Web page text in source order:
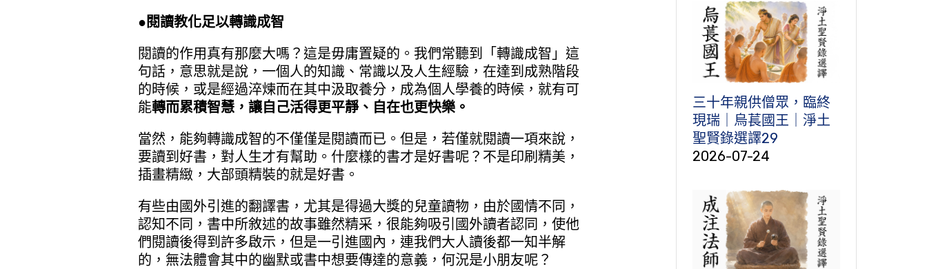
●閱讀教化足以轉識成智
閱讀的作用真有那麼大嗎？這是毋庸置疑的。我們常聽到「轉識成智」這
句話，意思就是說，一個人的知識、常識以及人生經驗，在達到成熟階段
的時候，或是經過淬煉而在其中汲取養分，成為個人學養的時候，就有可
能轉而累積智慧，讓自己活得更平靜、自在也更快樂。
當然，能夠轉識成智的不僅僅是閱讀而已。但是，若僅就閱讀一項來說，
要讀到好書，對人生才有幫助。什麼樣的書才是好書呢？不是印刷精美，
插畫精緻，大部頭精裝的就是好書。
有些由國外引進的翻譯書，尤其是得過大獎的兒童讀物，由於國情不同，
認知不同，書中所敘述的故事雖然精采，很能夠吸引國外讀者認同，使他
們閱讀後得到許多啟示，但是一引進國內，連我們大人讀後都一知半解
的，無法體會其中的幽默或書中想要傳達的意義，何況是小朋友呢？
三十年親供僧眾，臨終
現瑞｜烏萇國王｜淨土
聖賢錄選譯29
2026-07-24